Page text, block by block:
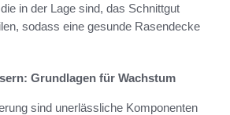
in der Lage sind, das Schnittgut
sodass eine gesunde Rasendecke
Grundlagen für Wachstum
sind unerlässliche Komponenten